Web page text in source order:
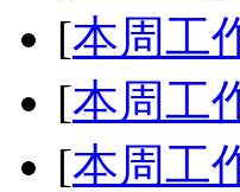
[本周工
[本周工
[本周工